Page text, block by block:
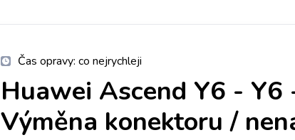
Čas opravy: co nejrychleji
Huawei Ascend Y6 - Y6
Výměna konektoru /